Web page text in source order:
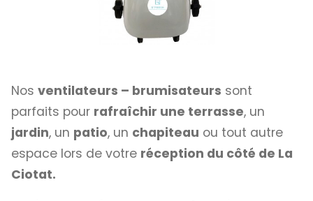
Nos ventilateurs – brumisateurs sont
parfaits pour rafraîchir une terrasse, un
jardin, un patio, un chapiteau ou tout autre
espace lors de votre réception du côté de La
Ciotat.